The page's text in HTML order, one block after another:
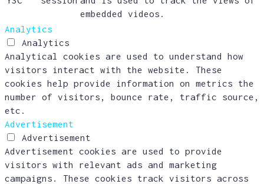
embedded videos.
Analytics
Analytics
Analytical cookies are used to understand how
visitors interact with the website. These
cookies help provide information on metrics the
number of visitors, bounce rate, traffic source,
etc.
Advertisement
Advertisement
Advertisement cookies are used to provide
visitors with relevant ads and marketing
campaigns. These cookies track visitors across